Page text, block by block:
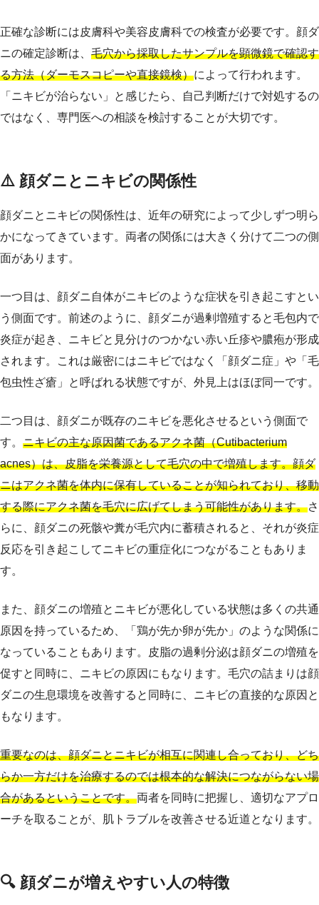
正確な診断には皮膚科や美容皮膚科での検査が必要です。顔ダ
ニの確定診断は、 毛穴から採取したサンプルを顕微鏡で確認す
る方法（ダーモスコピーや直接鏡検）によって行われます。
「ニキビが治らない」と感じたら、自己判断だけで対処するの
ではなく、専門医への相談を検討することが大切です。
⚠️ 顔ダニとニキビの関係性
顔ダニとニキビの関係性は、近年の研究によって少しずつ明ら
かになってきています。両者の関係には大きく分けて二つの側
面があります。
一つ目は、顔ダニ自体がニキビのような症状を引き起こすとい
う側面です。前述のように、顔ダニが過剰増殖すると毛包内で
炎症が起き、ニキビと見分けのつかない赤い丘疹や膿疱が形成
されます。これは厳密にはニキビではなく「顔ダニ症」や「毛
包虫性ざ瘡」と呼ばれる状態ですが、外見上はほぼ同一です。
二つ目は、顔ダニが既存のニキビを悪化させるという側面で
す。 ニキビの主な原因菌であるアクネ菌（Cutibacterium
acnes）は、皮脂を栄養源として毛穴の中で増殖します。顔ダ
ニはアクネ菌を体内に保有していることが知られており、移動
する際にアクネ菌を毛穴に広げてしまう可能性があります。さ
らに、顔ダニの死骸や糞が毛穴内に蓄積されると、それが炎症
反応を引き起こしてニキビの重症化につながることもありま
す。
また、顔ダニの増殖とニキビが悪化している状態は多くの共通
原因を持っているため、「鶏が先か卵が先か」のような関係に
なっていることもあります。皮脂の過剰分泌は顔ダニの増殖を
促すと同時に、ニキビの原因にもなります。毛穴の詰まりは顔
ダニの生息環境を改善すると同時に、ニキビの直接的な原因と
もなります。
重要なのは、顔ダニとニキビが相互に関連し合っており、どち
らか一方だけを治療するのでは根本的な解決につながらない場
合があるということです。両者を同時に把握し、適切なアプロ
ーチを取ることが、肌トラブルを改善させる近道となります。
🔍 顔ダニが増えやすい人の特徴